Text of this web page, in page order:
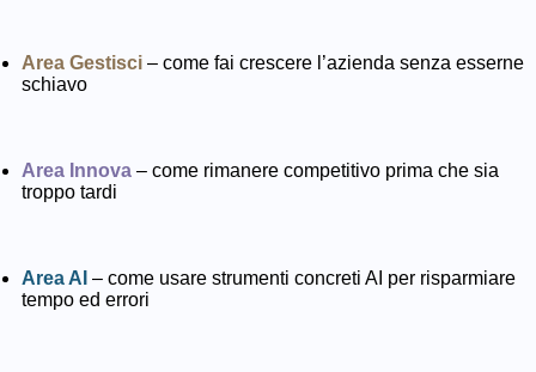
Area Gestisci – come fai crescere l’azienda senza esserne
schiavo
Area Innova– come rimanere competitivo prima che sia
troppo tardi
Area AI – come usare strumenti concreti AI per risparmiare
tempo ed errori